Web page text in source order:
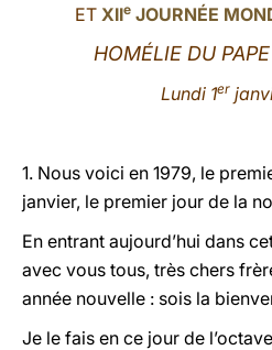
ET XIIeJOURNÉE
HOMÉLIE DU
Lundi 1er
1. Nous voici en 1979, le
janvier, le premier jour de la
En entrant aujourd’hui dans
avec vous tous, très chers
année nouvelle : sois la
Je le fais en ce jour de